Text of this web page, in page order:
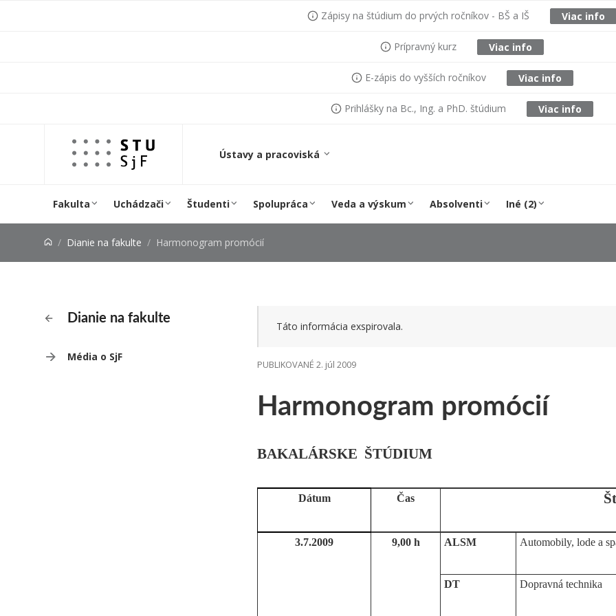
Zápisy na štúdium do prvých ročníkov - BŠ a IŠ Viac info
Prípravný kurz Viac info
E-zápis do vyšších ročníkov Viac info
Prihlášky na Bc., Ing. a PhD. štúdium Viac info
Ústavy a pracoviská
Fakulta Uchádzači Študenti Spolupráca Veda a výskum Absolventi Iné (2)
Dianie na fakulte Harmonogram promócií
Dianie na fakulte
Média o SjF
Harmonogram promócií
Táto informácia exspirovala.
PUBLIKOVANÉ 2. júl 2009
BAKALÁRSKE ŠTÚDIUM
Dátum Čas
3.7.2009 9,00 h ALSM Automobily, lode a
DT Dopravná technika